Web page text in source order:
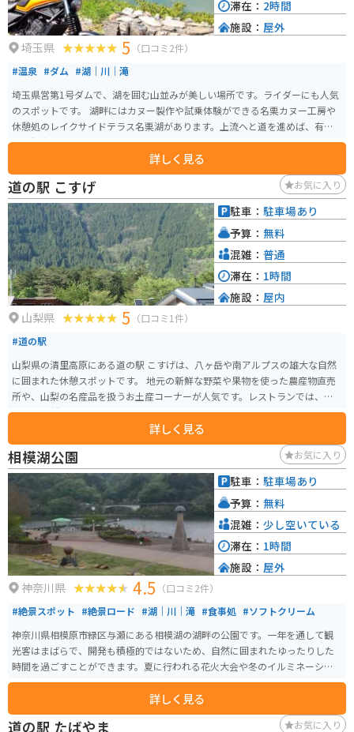
埼玉県 5 （口コミ2件）
#温泉 #ダム #湖｜川｜滝
埼玉県営第1号ダムで、湖を囲む山並みが美しい場所です。ライダーにも人気
のスポットです。 湖畔にはカヌー製作や試乗体験ができる名栗カヌー工房や
休憩処のレイクサイドテラス名栗湖があります。上流へと道を進めば、有間
渓谷観光釣り場があり、バーベキューとあわせて釣りを楽しめます。
詳しく見る
滞在： 2時間
施設： 屋外
道の駅 こすげ お気に入り
山梨県 5 （口コミ1件）
#道の駅
山梨県の清里高原にある道の駅 こすげは、八ヶ岳や南アルプスの雄大な自然
に囲まれた休憩スポットです。 地元の新鮮な野菜や果物を使った農産物直売
所や、山梨の名産品を扱うお土産コーナーが人気です。レストランでは、地
元産の食材を使った料理や、八ヶ岳の湧水を使ったコーヒーを楽しむことが
ます。周辺には、清里高原や美し森など、自然豊かな観光スポットが点在して
おり、ツーリングの拠点としてもおすすめです。 道の駅 こすげは、自然を感
じながら、地元の味覚や文化に触れることができる場所です。
詳しく見る
駐車： 駐車場あり
予算： 無料
混雑： 普通
滞在： 1時間
施設： 屋内
相模湖公園 お気に入り
神奈川県 4.5 （口コミ2件）
#絶景スポット #絶景ロード #湖｜川｜滝 #食事処 #ソフトクリーム
神奈川県相模原市緑区与瀬にある相模湖の湖畔の公園です。一年を通して観
光客はまばらで、開発も積極的ではないため、自然に囲まれたゆったりした
時間を過ごすことができます。夏に行われる花火大会や冬のイルミネーショ
ン時は賑わいます。現在ではあまり面影を感じることはできないが、昭和39
年の東京オリンピックではカヌー競技会場にもなりました。
詳しく見る
駐車： 駐車場あり
予算： 無料
混雑： 少し空いている
滞在： 1時間
施設： 屋外
道の駅 たばやま お気に入り